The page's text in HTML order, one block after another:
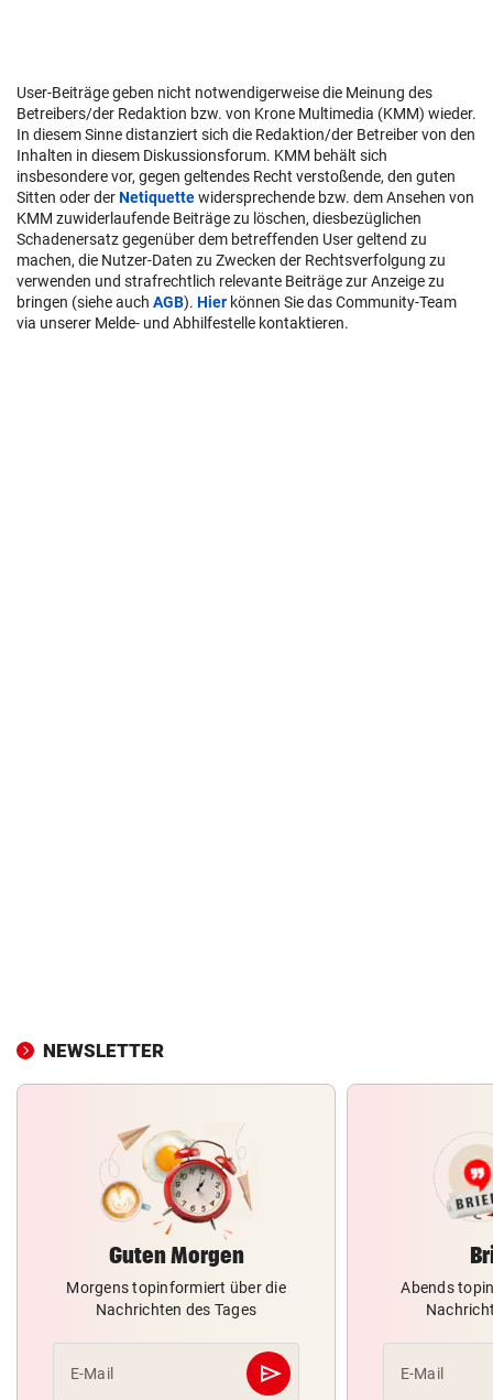
User-Beiträge geben nicht notwendigerweise die Meinung des
Betreibers/der Redaktion bzw. von Krone Multimedia (KMM) wieder.
In diesem Sinne distanziert sich die Redaktion/der Betreiber von den
Inhalten in diesem Diskussionsforum. KMM behält sich
insbesondere vor, gegen geltendes Recht verstoßende, den guten
Sitten oder derNetiquettewidersprechende bzw. dem Ansehen von
KMM zuwiderlaufende Beiträge zu löschen, diesbezüglichen
Schadenersatz gegenüber dem betreffenden User geltend zu
machen, die Nutzer-Daten zu Zwecken der Rechtsverfolgung zu
verwenden und strafrechtlich relevante Beiträge zur Anzeige zu
bringen (siehe auch AGB). Hier können Sie das Community-Team
via unserer Melde- und Abhilfestelle kontaktieren.
NEWSLETTER
Guten Morgen
Morgens topinformiert über die
Nachrichten des Tages
E-Mail send
Abschicken
Abends
E-Mail